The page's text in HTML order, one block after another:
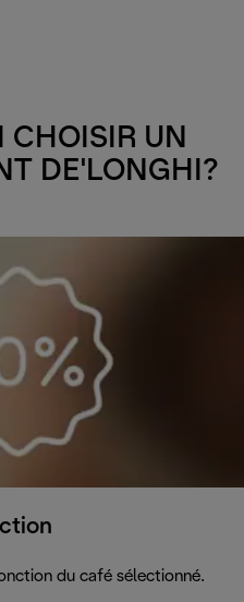
CHOISIR UN
DE'LONGHI?
du café sélectionné.